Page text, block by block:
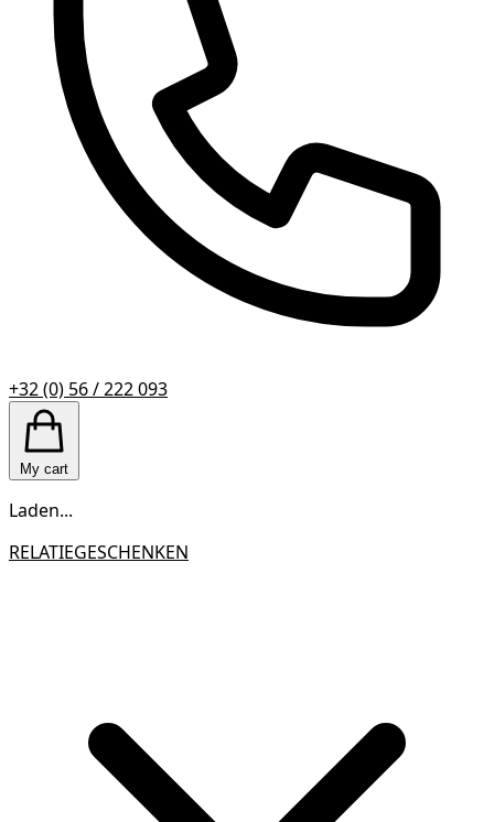
+32 (0) 56 / 222 093
My cart
Laden...
RELATIEGESCHENKEN